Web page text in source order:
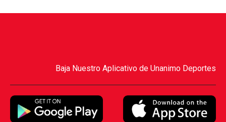
Baja Nuestro Aplicativo de Unanimo Deportes